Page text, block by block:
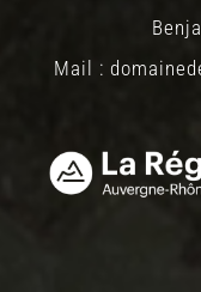
Mail :